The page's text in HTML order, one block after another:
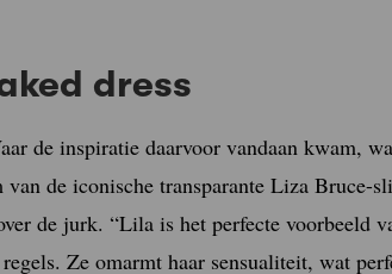
dress
de inspiratie daarvoor vandaan kwam,
de iconische transparante Liza Bruce-
de jurk. “Lila is het perfecte voorbeeld
Ze omarmt haar sensualiteit, wat